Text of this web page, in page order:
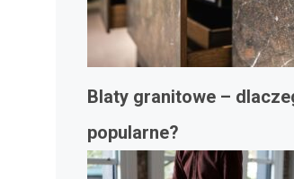
Blaty granitowe –
popularne?